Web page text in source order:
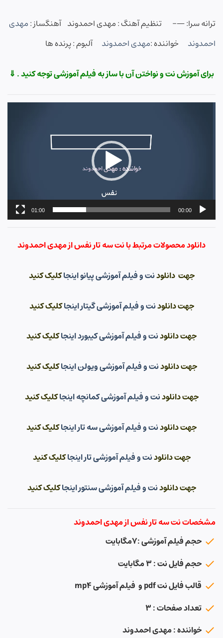
ترانه سرا: —- تنظیم آهنگ : مهدی احمدوند آهنگساز :مهدی
احمدوند خواننده :مهدی احمدوند آلبوم : پرنده ها
برای آموزش نت و نواختن آن با ساز به فیلم آموزشی توجه کنید . ⇓
00:00
01:00
دانلود محصولات مرتبط با نت سه تار نفس از مهدی احمدوند
جهت دانلودنت و فیلم آموزشی پیانو اینجاکلیک کنید
جهت دانلودنت و فیلم آموزشی گیتار اینجاکلیک کنید
جهت دانلودنت و فیلم آموزشی کیبورد اینجاکلیک کنید
جهت دانلودنت و فیلم آموزشی ویولن اینجاکلیک کنید
جهت دانلودنت و فیلم آموزشی کمانچه اینجاکلیک کنید
جهت دانلودنت و فیلم آموزشی سه تار اینجاکلیک کنید
جهت دانلودنت و فیلم آموزشی تار اینجاکلیک کنید
جهت دانلودنت و فیلم آموزشی سنتور اینجاکلیک کنید
مشخصات نت سه تار نفس از مهدی احمدوند
حجم فیلم آموزشی :۷مگابایت
حجم فایل نت : ۳ مگابایت
قالب فایل نت pdf و فیلم آموزشی mp4
تعداد صفحات : ۳
خواننده : مهدی احمدوند